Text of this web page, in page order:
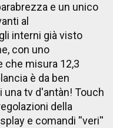
e un unico
al
interni già visto
con uno
che misura 12,3
è da ben
una tv d'antàn! Touch
della
e comandi ''veri''